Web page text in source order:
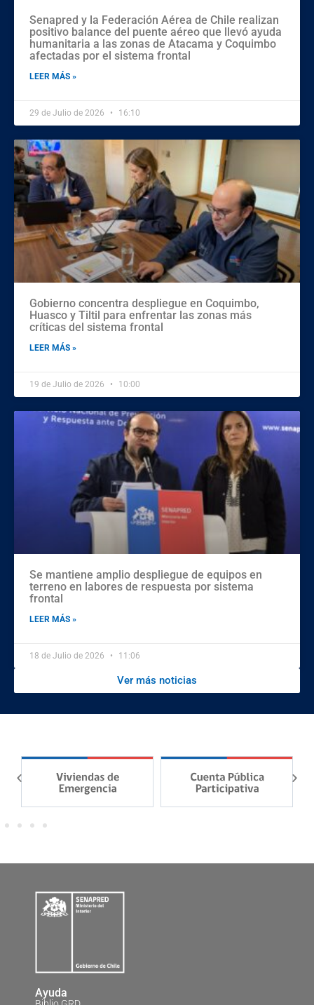
Senapred y la Federación Aérea de Chile realizan
positivo balance del puente aéreo que llevó ayuda
humanitaria a las zonas de Atacama y Coquimbo
afectadas por el sistema frontal
LEER MÁS »
29 de Julio de 2026 16:10
Gobierno concentra despliegue en Coquimbo,
Huasco y Tiltil para enfrentar las zonas más
críticas del sistema frontal
LEER MÁS »
19 de Julio de 2026 10:00
Se mantiene amplio despliegue de equipos en
terreno en labores de respuesta por sistema
frontal
LEER MÁS »
18 de Julio de 2026 11:06
Ver más noticias
Ayuda